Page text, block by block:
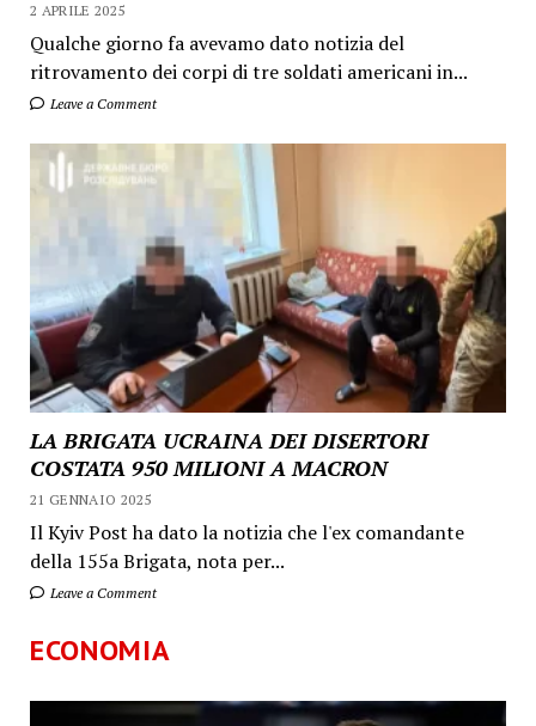
2 APRILE 2025
Qualche giorno fa avevamo dato notizia del
ritrovamento dei corpi di tre soldati americani in...
Leave a Comment
LA BRIGATA UCRAINA DEI DISERTORI
COSTATA 950 MILIONI A MACRON
21 GENNAIO 2025
Il Kyiv Post ha dato la notizia che l'ex comandante
della 155a Brigata, nota per...
Leave a Comment
ECONOMIA